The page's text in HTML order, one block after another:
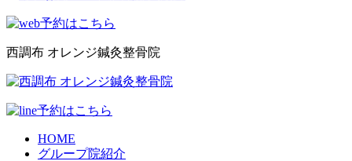
西調布 オレンジ鍼灸整骨院
HOME
グループ院紹介